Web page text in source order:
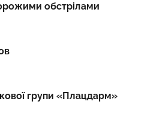
обстрілами
групи «Плацдарм»